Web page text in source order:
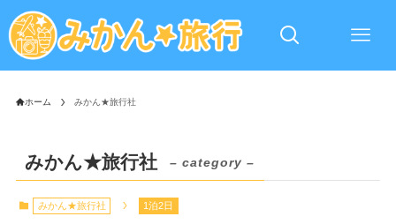
ホーム みかん★旅行社
みかん★旅行社 – category –
みかん★旅行社 1泊2日